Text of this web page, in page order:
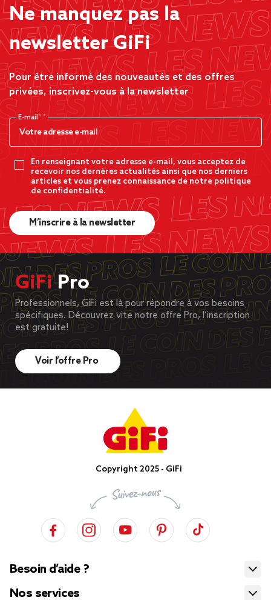
Ne manquez pas la
newsletter GiFi
Pour être informé des nouveautés et des offres
privées, inscrivez-vous à la newsletter
E-mail*
En renseignant votre adresse e-mail, vous acceptez de
recevoir nos dernères actualités ainsi que nos derniers
articles et vous prenez connaissance de notre politique
de confidentialité.
M’inscrire à la newsletter
GiFiPro
Professionnels, GiFi est là pour répondre à vos besoins
spécifiques. Découvrez vite notre offre Pro, l’inscription
est gratuite!
Voir l’offre Pro
Copyright 2025 - GiFi
Besoin d’aide ?
Nos services